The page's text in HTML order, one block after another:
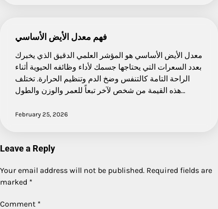
فهم معدل الأيض الأساسي
معدل الأيض الأساسي هو المؤشر العلمي الدقيق الذي يخبرك
بعدد السعرات التي يحتاجها جسمك لأداء وظائفه الحيوية أثناء
الراحة التامة كالتنفس وضخ الدم وتنظيم الحرارة. تختلف
هذه القيمة من شخص لآخر تبعاً للعمر والوزن والطول…
February 25, 2026
Leave a Reply
Your email address will not be published. Required fields are
marked *
Comment *